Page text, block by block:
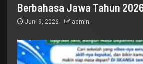
Berbahasa Jawa Tahun 2026
Juni 9, 2026 admin